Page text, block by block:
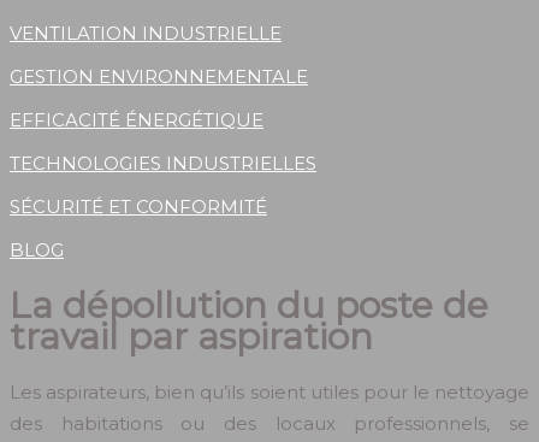
VENTILATION INDUSTRIELLE
GESTION ENVIRONNEMENTALE
EFFICACITÉ ÉNERGÉTIQUE
TECHNOLOGIES INDUSTRIELLES
SÉCURITÉ ET CONFORMITÉ
BLOG
La dépollution du poste de
travail par aspiration
Les aspirateurs, bien qu’ils soient utiles pour le nettoyage
des habitations ou des locaux professionnels, se